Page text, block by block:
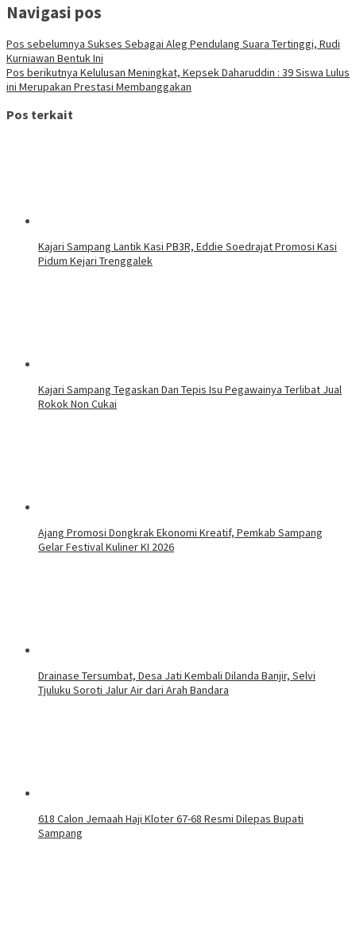
Navigasi pos
Pos sebelumnya Sukses Sebagai Aleg Pendulang Suara Tertinggi, Rudi
Kurniawan Bentuk Ini
Pos berikutnya Kelulusan Meningkat, Kepsek Daharuddin : 39 Siswa Lulus
ini Merupakan Prestasi Membanggakan
Pos terkait
Kajari Sampang Lantik Kasi PB3R, Eddie Soedrajat Promosi Kasi
Pidum Kejari Trenggalek
Kajari Sampang Tegaskan Dan Tepis Isu Pegawainya Terlibat Jual
Rokok Non Cukai
Ajang Promosi Dongkrak Ekonomi Kreatif, Pemkab Sampang
Gelar Festival Kuliner KI 2026
Drainase Tersumbat, Desa Jati Kembali Dilanda Banjir, Selvi
Tjuluku Soroti Jalur Air dari Arah Bandara
618 Calon Jemaah Haji Kloter 67-68 Resmi Dilepas Bupati
Sampang